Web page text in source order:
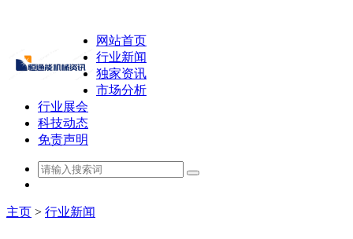
网站首页
行业新闻
独家资讯
市场分析
行业展会
科技动态
免责声明
主页 > 行业新闻